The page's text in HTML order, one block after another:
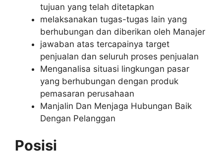
tujuan yang telah ditetapkan
melaksanakan tugas-tugas lain yang
berhubungan dan diberikan oleh Manajer
jawaban atas tercapainya target
penjualan dan seluruh proses penjualan
Menganalisa situasi lingkungan pasar
yang berhubungan dengan produk
pemasaran perusahaan
Manjalin Dan Menjaga Hubungan Baik
Dengan Pelanggan
Posisi